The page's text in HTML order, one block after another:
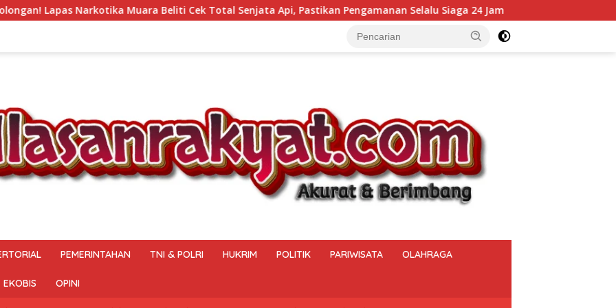
Beliti Cek Total Senjata Api, Pastikan Pengamanan Selalu Siaga 24 Jam Kalapas Muara Beliti Kumpulkan Seluruh
PEMERINTAHAN TNI & POLRI HUKRIM POLITIK PARIWISATA OLAHRAGA
EKOBIS OPINI